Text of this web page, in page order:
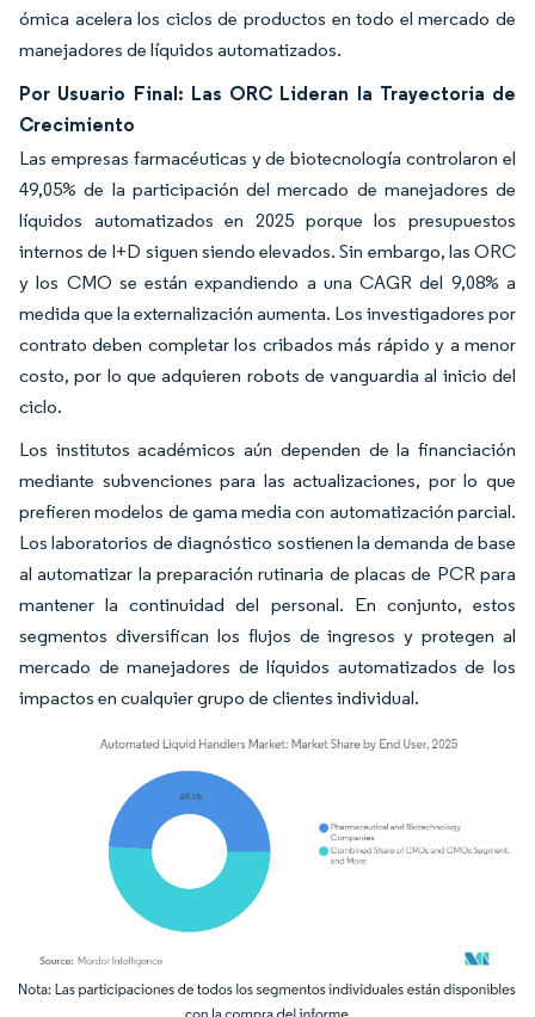
ómica acelera los ciclos de productos en todo el mercado de
manejadores de líquidos automatizados.
Por Usuario Final: Las ORC Lideran la Trayectoria de
Crecimiento
Las empresas farmacéuticas y de biotecnología controlaron el
49,05% de la participación del mercado de manejadores de
líquidos automatizados en 2025 porque los presupuestos
internos de I+D siguen siendo elevados. Sin embargo, las ORC
y los CMO se están expandiendo a una CAGR del 9,08% a
medida que la externalización aumenta. Los investigadores por
contrato deben completar los cribados más rápido y a menor
costo, por lo que adquieren robots de vanguardia al inicio del
ciclo.
Los institutos académicos aún dependen de la financiación
mediante subvenciones para las actualizaciones, por lo que
prefieren modelos de gama media con automatización parcial.
Los laboratorios de diagnóstico sostienen la demanda de base
al automatizar la preparación rutinaria de placas de PCR para
mantener la continuidad del personal. En conjunto, estos
segmentos diversifican los flujos de ingresos y protegen al
mercado de manejadores de líquidos automatizados de los
impactos en cualquier grupo de clientes individual.
Imagen © Mordor Intelligence. El uso requiere atribución según CC BY 4.0.